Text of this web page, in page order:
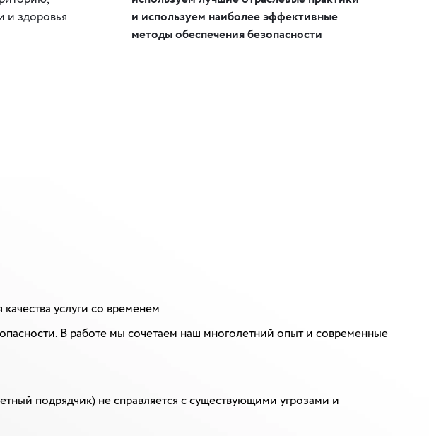
и здоровья
и используем наиболее эффективные
методы обеспечения безопасности
услуги со временем
В работе мы сочетаем наш многолетний опыт и современные
подрядчик) не справляется с существующими угрозами и